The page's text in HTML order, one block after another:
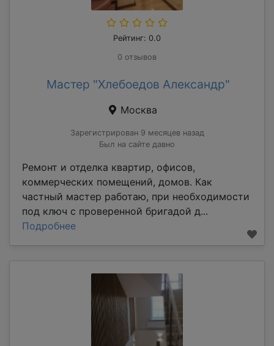
Рейтинг: 0.0
0 отзывов
Мастер "Хлебоедов Александр"
Москва
Зарегистрирован 9 месяцев назад
Был на сайте давно
Ремонт и отделка квартир, офисов,
коммерческих помещений, домов. Как
частный мастер работаю, при необходимости
под ключ с проверенной бригадой д...
Подробнее